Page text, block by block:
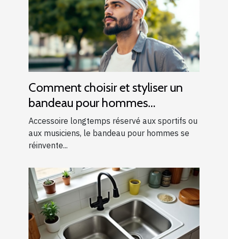
Comment choisir et styliser un
bandeau pour hommes
modernes ?
Accessoire longtemps réservé aux sportifs ou
aux musiciens, le bandeau pour hommes se
réinvente...